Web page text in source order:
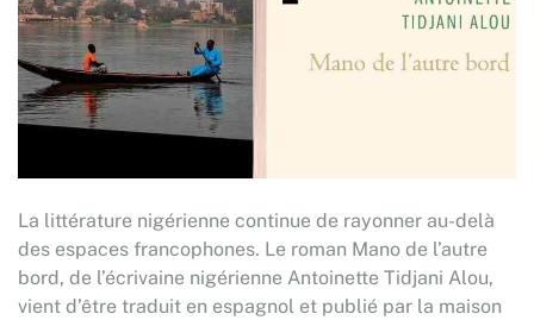
La littérature nigérienne continue de rayonner au-delà
des espaces francophones. Le roman Mano de l’autre
bord, de l’écrivaine nigérienne Antoinette Tidjani Alou,
vient d’être traduit en espagnol et publié par la maison